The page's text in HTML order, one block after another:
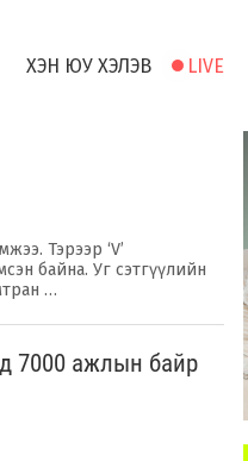
ХЭН ЮУ ХЭЛЭВ LIVE
Тэрээр ‘V’
байна. Уг сэтгүүлийн
…
7000 ажлын байр